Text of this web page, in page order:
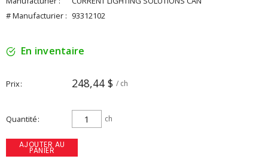
# Manufacturier : 93312102
En inventaire
Prix 248,44 $ / ch
Quantité ch
AJOUTER AU
PANIER